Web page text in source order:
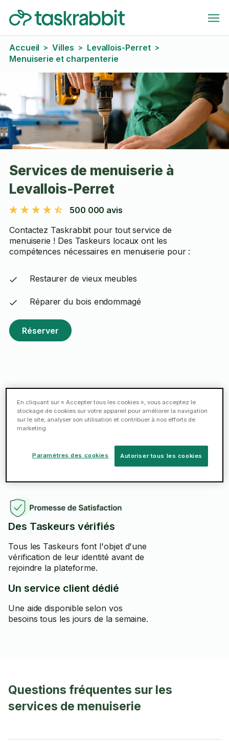
Accueil > Villes > Levallois-Perret >
Menuiserie et charpenterie
Services de menuiserie à
Levallois-Perret
500 000 avis
Contactez Taskrabbit pour tout service de
menuiserie ! Des Taskeurs locaux ont les
compétences nécessaires en menuiserie pour :
Restaurer de vieux meubles
Réparer du bois endommagé
Réserver
Satisfactiongarantie
Si vous n'êtes pas satisfait,
nous
ferons tout notre possible pour y
Des Taskeurs vérifiés
Tous les Taskeurs font l'objet d'une
vérification de leur identité avant de
rejoindre la plateforme.
Un service client dédié
Une aide disponible selon vos
besoins tous les jours de la semaine.
Questions fréquentes sur les
services de menuiserie
En cliquant sur « Accepter tous les cookies », vous acceptez le
stockage de cookies sur votre appareil pour améliorer la navigation
sur le site, analyser son utilisation et contribuer à nos efforts de
marketing.
Autoriser tous les cookies
Paramètres des cookies